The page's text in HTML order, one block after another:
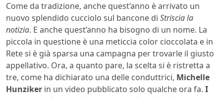
Come da tradizione, anche quest’anno è arrivato un
nuovo splendido cucciolo sul bancone di Striscia la
notizia. E anche quest’anno ha bisogno di un nome. La
piccola in questione è una meticcia color cioccolata e in
Rete si è già sparsa una campagna per trovarle il giusto
appellativo. Ora, a quanto pare, la scelta si è ristretta a
tre, come ha dichiarato una delle conduttrici, Michelle
Hunziker in un video pubblicato solo qualche ora fa. I